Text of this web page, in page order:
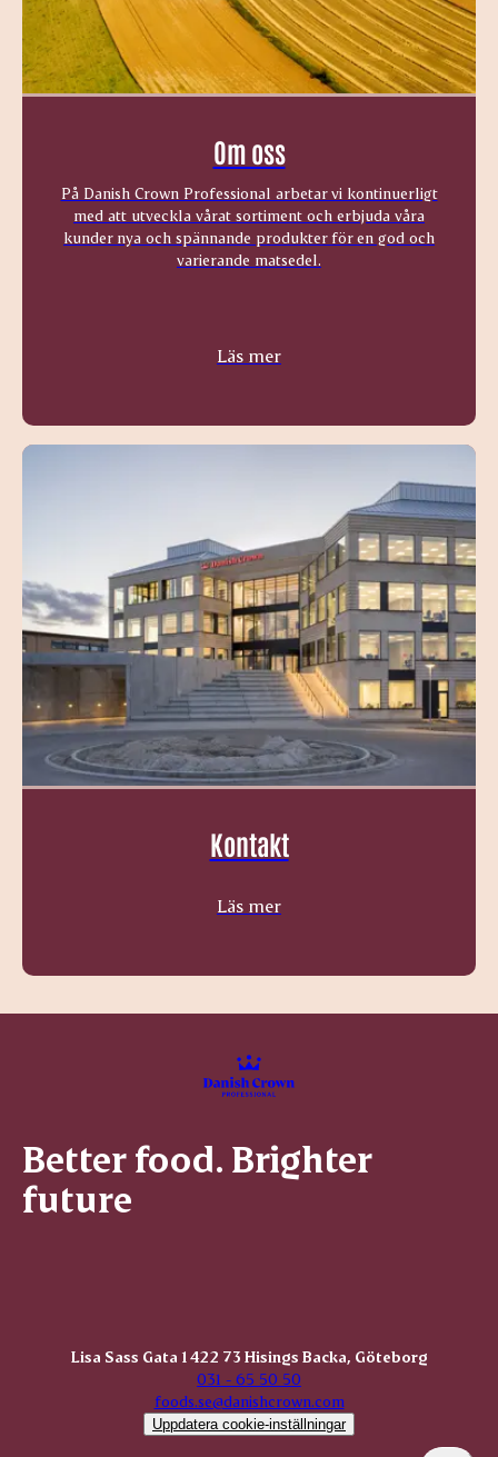
Om oss
På Danish Crown Professional arbetar vi kontinuerligt
med att utveckla vårat sortiment och erbjuda våra
kunder nya och spännande produkter för en god och
varierande matsedel.
Läs mer
Kontakt
Läs mer
Better food. Brighter
future
Lisa Sass Gata 1 422 73 Hisings Backa, Göteborg
031 - 65 50 50
foods.se@danishcrown.com
Uppdatera cookie-inställningar